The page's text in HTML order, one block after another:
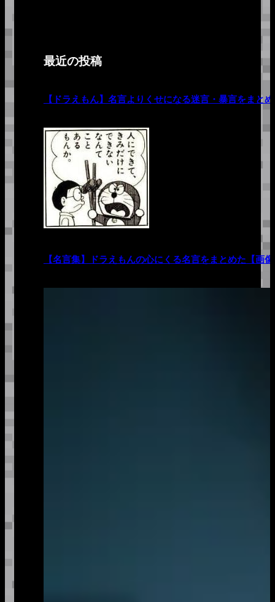
最近の投稿
【ドラえもん】名言よりくせになる迷言・暴言をまと
【名言集】ドラえもんの心にくる名言をまとめた【画